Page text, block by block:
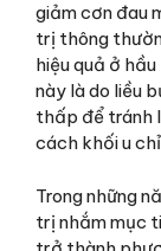
giảm cơn đau
trị thông
hiệu quả ở
này là do liều
thấp để tránh
cách khối u
Trong những
trị nhắm mục